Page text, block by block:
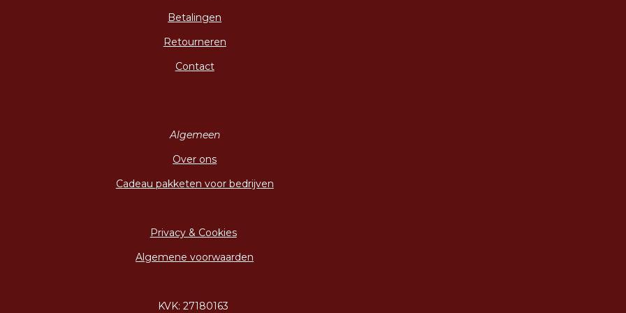
Betalingen
Retourneren
Contact
Algemeen
Over ons
Cadeau pakketen voor bedrijven
Privacy & Cookies
Algemene voorwaarden
KVK: 27180163